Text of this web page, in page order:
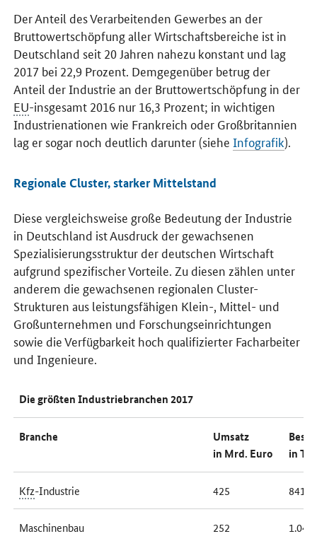
Der Anteil des Verarbeitenden Gewerbes an der
Bruttowertschöpfung aller Wirtschaftsbereiche ist in
Deutschland seit 20 Jahren nahezu konstant und lag
2017 bei 22,9 Prozent. Demgegenüber betrug der
Anteil der Industrie an der Bruttowertschöpfung in der
EU-insgesamt 2016 nur 16,3 Prozent; in wichtigen
Industrienationen wie Frankreich oder Großbritannien
lag er sogar noch deutlich darunter (sieheInfografik).
Regionale Cluster, starker Mittelstand
Diese vergleichsweise große Bedeutung der Industrie
in Deutschland ist Ausdruck der gewachsenen
Spezialisierungsstruktur der deutschen Wirtschaft
aufgrund spezifischer Vorteile. Zu diesen zählen unter
anderem die gewachsenen regionalen Cluster-
Strukturen aus leistungsfähigen Klein-, Mittel- und
Großunternehmen und Forschungseinrichtungen
sowie die Verfügbarkeit hoch qualifizierter Facharbeiter
und Ingenieure.
Die größten Industriebranchen 2017
Branche
Umsatz
in Mrd. Euro
in
Kfz-Industrie 425 841
Maschinenbau 252 1.046